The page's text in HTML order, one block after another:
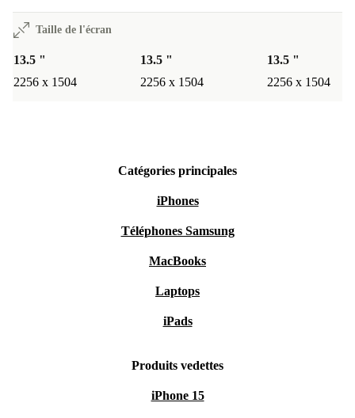
Taille de l'écran
13.5 "
2256 x 1504
13.5 "
2256 x 1504
13.5 "
2256 x 1504
Catégories principales
iPhones
Téléphones Samsung
MacBooks
Laptops
iPads
Produits vedettes
iPhone 15